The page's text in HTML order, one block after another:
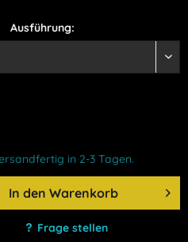
Ausführung:
in 2-3 Tagen.
In den Warenkorb
Frage stellen